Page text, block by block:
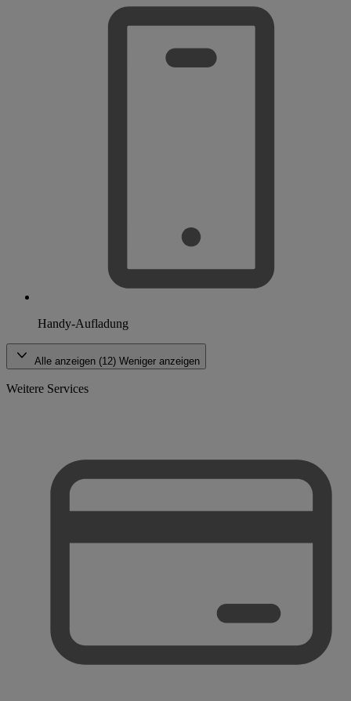
Handy-Aufladung
Alle anzeigen (12) Weniger anzeigen
Weitere Services